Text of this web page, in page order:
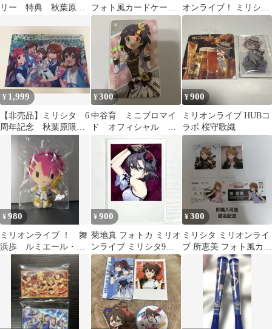
リー 特典 秋葉原
フォト風カードケース
7th
オンライブ！ ミリシタ
白石紬
¥ 1,999
【非売品】ミリシタ 6
周年記念 秋葉原限
定 スタンプラリー
A4クリアファイル
¥300
中谷育 ミニブロマイ
ド オフィシャル 抽
選くじD賞 ミリシ
タ ミリオン ガラポ
¥900
ミリオンライブ HUBコ
ラボ 桜守歌織
¥980
ミリオンライブ ！ 舞
浜歩 ルミエール・パ
ピヨン
¥900
菊地真 フォトカ ミリオ
ンライブ ミリシタ9周
年 周年衣装
¥300
ミリシタ ミリオンライ
ブ 所恵美 フォト風カー
ド チェキ 名刺カード